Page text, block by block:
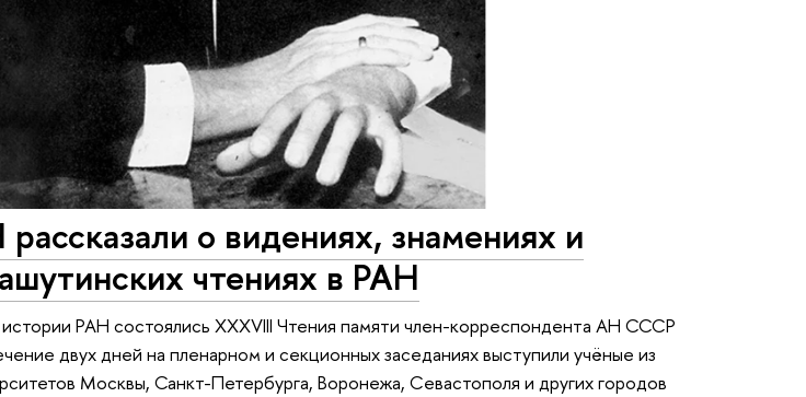
о видениях, знамениях и
чтениях в РАН
РАН состоялись XXXVIII Чтения памяти член-корреспондента АН СССР
двух дней на пленарном и секционных заседаниях выступили учёные из
Москвы, Санкт-Петербурга, Воронежа, Севастополя и других городов